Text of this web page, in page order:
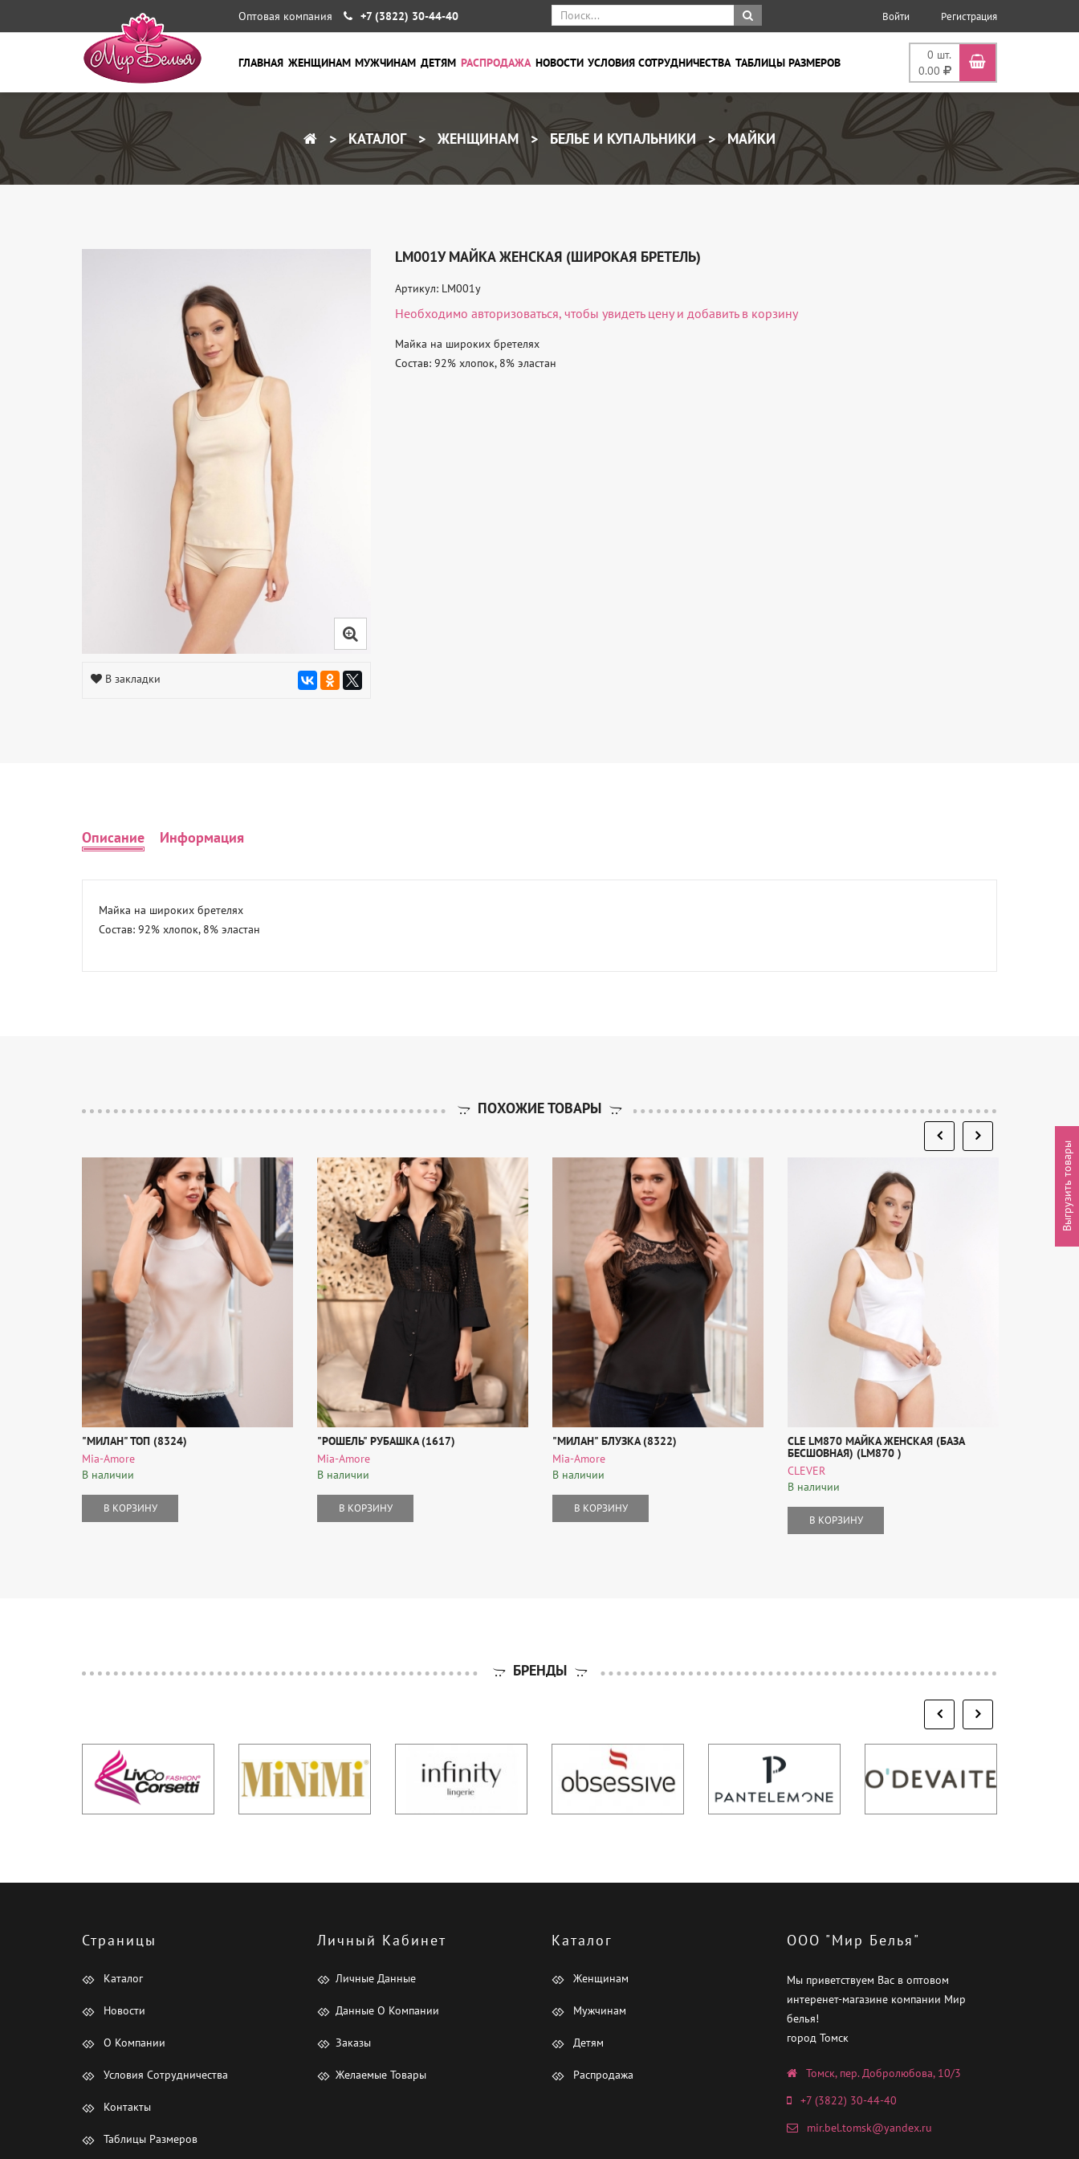
Оптовая компания +7 (3822) 30-44-40 Войти Регистрация
0 шт.
0.00
ГЛАВНАЯ ЖЕНЩИНАМ МУЖЧИНАМ ДЕТЯМ РАСПРОДАЖА НОВОСТИ УСЛОВИЯ СОТРУДНИЧЕСТВА ТАБЛИЦЫ РАЗМЕРОВ
КАТАЛОГ ЖЕНЩИНАМ БЕЛЬЕ И КУПАЛЬНИКИ МАЙКИ
В закладки
LM001У МАЙКА ЖЕНСКАЯ (ШИРОКАЯ БРЕТЕЛЬ)
Артикул: LM001у
Необходимо авторизоваться, чтобы увидеть цену и добавить в корзину
Майка на широких бретелях
Состав: 92% хлопок, 8% эластан
Описание Информация
Майка на широких бретелях
Состав: 92% хлопок, 8% эластан
ПОХОЖИЕ ТОВАРЫ
"МИЛАН" ТОП (8324)
Mia-Amore
В наличии
В КОРЗИНУ
"РОШЕЛЬ" РУБАШКА (1617)
Mia-Amore
В наличии
В КОРЗИНУ
"МИЛАН" БЛУЗКА (8322)
Mia-Amore
В наличии
В КОРЗИНУ
CLE LM870 МАЙКА ЖЕНСКАЯ (БАЗА
БЕСШОВНАЯ) (LM870 )
CLEVER
В наличии
В КОРЗИНУ
БРЕНДЫ
Страницы
Каталог
Новости
О Компании
Условия Сотрудничества
Контакты
Таблицы Размеров
Личный Кабинет
Личные Данные
Данные О Компании
Заказы
Желаемые Товары
Каталог
Женщинам
Мужчинам
Детям
Распродажа
ООО "Мир Белья"
Мы приветствуем Вас в оптовом
интеренет-магазине компании Мир
белья!
город Томск
Томск, пер. Добролюбова, 10/3
+7 (3822) 30-44-40
mir.bel.tomsk@yandex.ru
Выгрузить товары